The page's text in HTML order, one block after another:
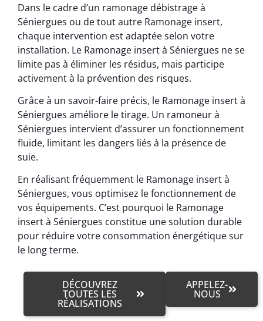
Dans le cadre d’un ramonage débistrage à
Séniergues ou de tout autre Ramonage insert,
chaque intervention est adaptée selon votre
installation. Le Ramonage insert à Séniergues ne se
limite pas à éliminer les résidus, mais participe
activement à la prévention des risques.
Grâce à un savoir-faire précis, le Ramonage insert à
Séniergues améliore le tirage. Un ramoneur à
Séniergues intervient d’assurer un fonctionnement
fluide, limitant les dangers liés à la présence de
suie.
En réalisant fréquemment le Ramonage insert à
Séniergues, vous optimisez le fonctionnement de
vos équipements. C’est pourquoi le Ramonage
insert à Séniergues constitue une solution durable
pour réduire votre consommation énergétique sur
le long terme.
DÉCOUVREZ
TOUTES LES
RÉALISATIONS
APPELEZ-
NOUS